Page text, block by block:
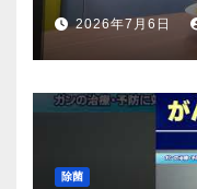
（マスク会
放送のＴＶ
2026年7月6日
除菌